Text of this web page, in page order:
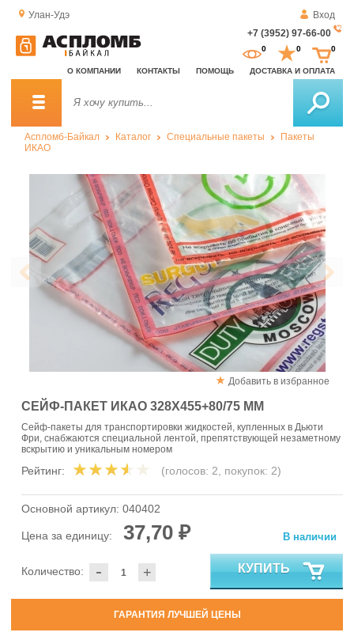
Улан-Удэ
Вход
+7 (3952) 97-66-00
О КОМПАНИИ КОНТАКТЫ ПОМОЩЬ ДОСТАВКА И ОПЛАТА
0 0 0
Аспломб-Байкал Каталог Специальные пакеты
Пакеты
ИКАО
Добавить в избранное
СЕЙФ-ПАКЕТ ИКАО 328Х455+80/75 ММ
Сейф-пакеты для транспортировки жидкостей, купленных в Дьюти
Фри, снабжаются специальной лентой, препятствующей незаметному
вскрытию и уникальным номером
Рейтинг: (голосов: 2, покупок: 2)
Основной артикул: 040402
Цена за единицу: 37,70 ₽
- +
Количество:
В наличии
КУПИТЬ
ГАРАНТИЯ ЛУЧШЕЙ ЦЕНЫ